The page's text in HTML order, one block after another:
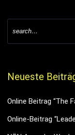
Neueste
Online Beitrag “The
Online-Beitrag